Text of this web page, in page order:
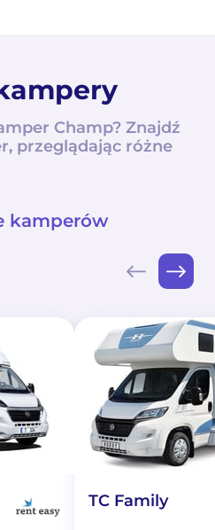
Champ? Znajdź
przeglądając różne
kamperów
TC Family